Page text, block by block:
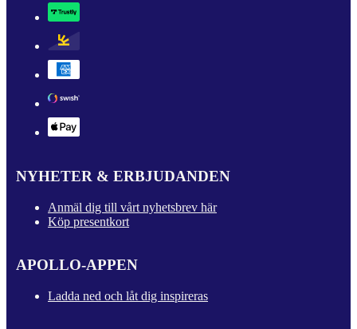
NYHETER & ERBJUDANDEN
Anmäl dig till vårt nyhetsbrev här
Köp presentkort
APOLLO-APPEN
Ladda ned och låt dig inspireras